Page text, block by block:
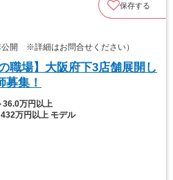
保存する
開 ※詳細はお問合せください）
職場】大阪府下3店舗展開し
集！
36.0万円以上
432万円以上 モデル